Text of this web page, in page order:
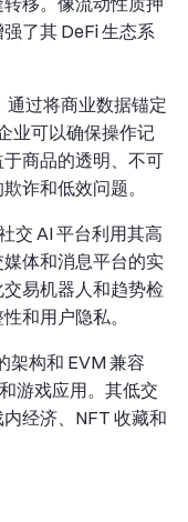
了其 DeFi 生态系
通过将商业数据锚定
业可以确保操作记
商品的透明、不可
诈和低效问题。
交 AI 平台利用其高
体和消息平台的实
易机器人和趋势检
和用户隐私。
架构和 EVM 兼容
游戏应用。其低交
经济、NFT 收藏和